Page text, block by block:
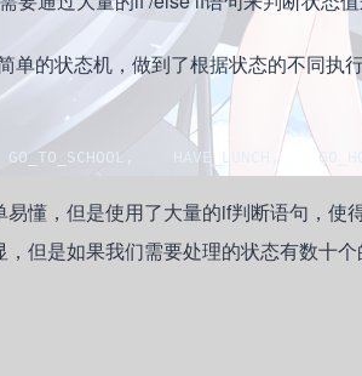
的状态机，做到了根据状态的不同执
GO_TO_SCHOOL,    HAVE_LUNCH,
懂，但是使用了大量的if判断语句，使
但是如果我们需要处理的状态有数十